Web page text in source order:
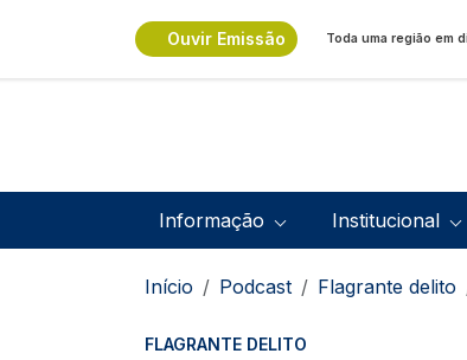
Ouvir Emissão Toda uma região em
Navegação principal
Informação Institucional
Navegação
Início Podcast Flagrante delito
FLAGRANTE DELITO